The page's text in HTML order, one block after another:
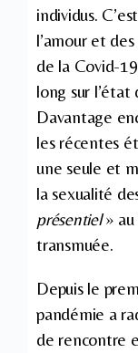
individus.
l’amour et
de la Covid-
long sur l’état
Davantage
les récentes
une seule et
la sexualité
présentiel» au
transmuée.
Depuis le
pandémie a
de rencontre